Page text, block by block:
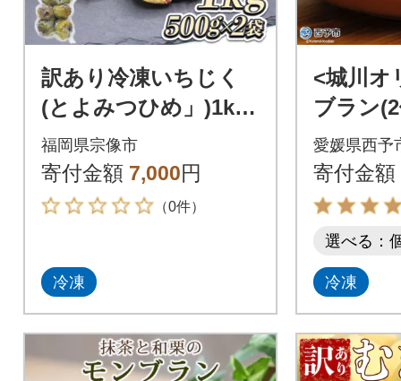
訳あり冷凍いちじく
(とよみつひめ」)1kg
【JAほたるの里】_H
A1658
福岡県宗像市
寄付金額 7,000円
（0件）
冷凍
<城川オ
ブラン
ーツ
ン 和
愛媛県西予
寄付金額
選べる：
冷凍